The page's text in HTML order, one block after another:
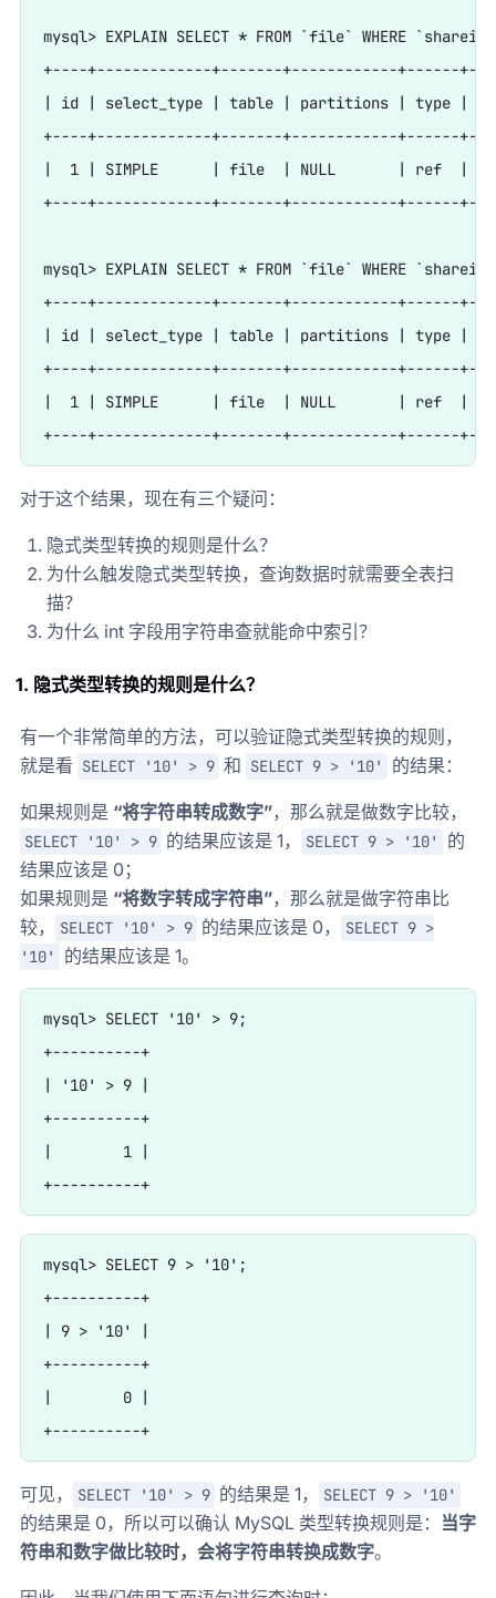
mysql> EXPLAIN SELECT * FROM `file` WHERE
+----+-------------+-------+------------+------
| id | select_type | table | partitions | type |
+----+-------------+-------+------------+------
|  1 | SIMPLE      | file  | NULL       | ref  |
+----+-------------+-------+------------+------
mysql> EXPLAIN SELECT * FROM `file` WHERE
+----+-------------+-------+------------+------
| id | select_type | table | partitions | type
+----+-------------+-------+------------+------
|  1 | SIMPLE      | file  | NULL       | ref  |
对于这个结果，现在有三个疑问：
隐式类型转换的规则是什么？
为什么触发隐式类型转换，查询数据时就需要全表扫
描？
为什么 int 字段用字符串查就能命中索引？
1. 隐式类型转换的规则是什么？
有一个非常简单的方法，可以验证隐式类型转换的规则，
就是看 SELECT '10' > 9 和 SELECT 9 > '10' 的结果：
如果规则是 “将字符串转成数字”，那么就是做数字比较，
SELECT '10' > 9 的结果应该是 1， SELECT 9 > '10'
的
结果应该是 0；
如果规则是 “将数字转成字符串”，那么就是做字符串比
较，
SELECT '10' > 9 的结果应该是 0，
SELECT 9 >
'10'
的结果应该是 1。
mysql> SELECT '10' > 9;
+----------+
| '10' > 9 |
+----------+
|        1 |
mysql> SELECT 9 > '10';
+----------+
| 9 > '10' |
+----------+
|        0 |
可见， SELECT '10' > 9 的结果是 1， SELECT 9 > '10'
的结果是 0，所以可以确认 MySQL 类型转换规则是： 当字
符串和数字做比较时，会将字符串转换成数字。